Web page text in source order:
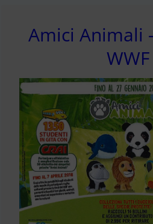
Amici Animali
WWF